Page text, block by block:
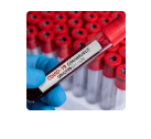
NEWS
AKHLAK